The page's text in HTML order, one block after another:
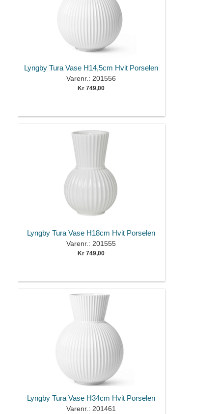
Lyngby Tura Vase H14,5cm Hvit Porselen
Varenr.: 201556
Kr 749,00
Lyngby Tura Vase H18cm Hvit Porselen
Varenr.: 201555
Kr 749,00
Lyngby Tura Vase H34cm Hvit Porselen
Varenr.: 201461